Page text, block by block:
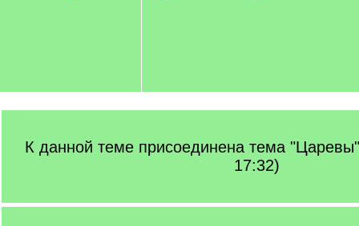
К данной теме присоединена тема
17:32)